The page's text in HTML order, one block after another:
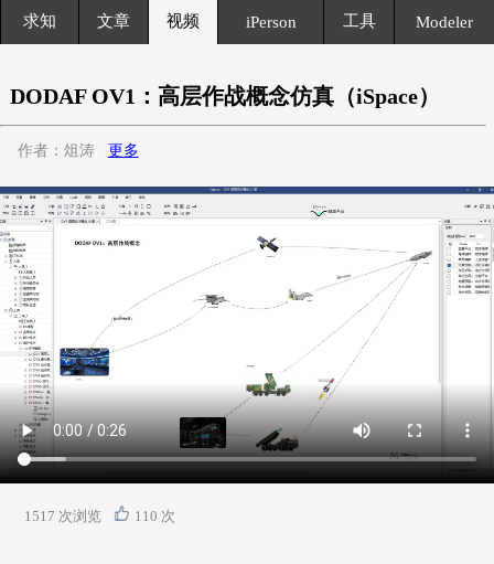
求知 文章 视频 iPerson 工具 Modeler
DODAF OV1：高层作战概念仿真（iSpace）
作者：俎涛 更多
1517 次浏览 110 次